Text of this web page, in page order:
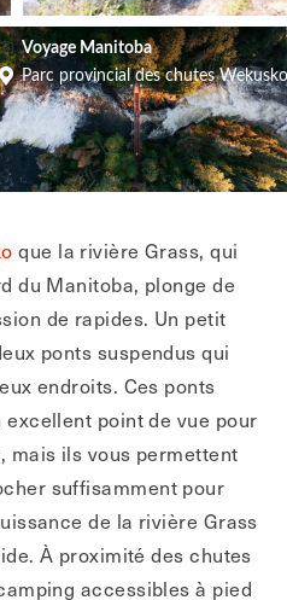
des chutes Wekusko
Voyage Manitoba
Parc provincial des chutes
que la rivière Grass, qui
du Manitoba, plonge de
de rapides. Un petit
ponts suspendus qui
endroits. Ces ponts
point de vue pour
mais ils vous permettent
suffisamment pour
de la rivière Grass
À proximité des chutes
accessibles à pied